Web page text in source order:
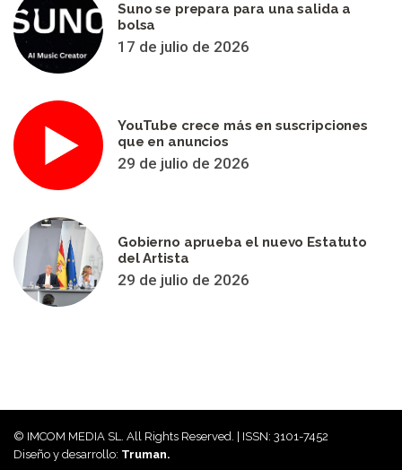
Suno se prepara para una salida a
bolsa
17 de julio de 2026
YouTube crece más en suscripciones
que en anuncios
29 de julio de 2026
Gobierno aprueba el nuevo Estatuto
del Artista
29 de julio de 2026
© IMCOM MEDIA SL. All Rights Reserved. | ISSN: 3101-7452
Diseño y desarrollo: Truman.